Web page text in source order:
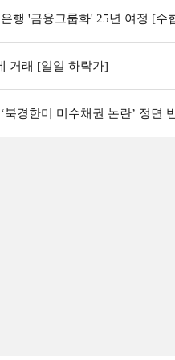
행 '금융그룹화' 25년 여정 [
거래 [일일 하락가]
경한미 미수채권 논란’ 정면